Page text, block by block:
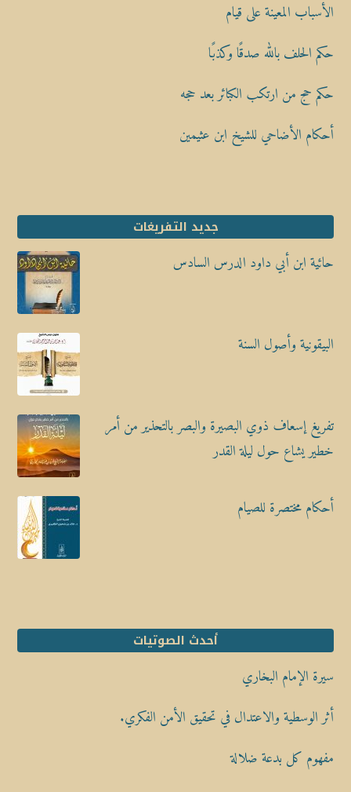
الأسباب المعينة على قيام
حكم الحلف بالله صدقًا وكذبًا
حكم حج من ارتكب الكبائر بعد حجه
أحكام الأضاحي للشيخ ابن عثيمين
جديد التفريغات
حائية ابن أبي داود الدرس السادس
البيقونية وأصول السنة
تفريغ إسعاف ذوي البصيرة والبصر بالتحذير من أمر
خطير يشاع حول ليلة القدر
أحكام مختصرة للصيام
أحدث الصوتيات
سيرة الإمام البخاري
أثر الوسطية والاعتدال في تحقيق الأمن الفكري.
مفهوم كل بدعة ضلالة